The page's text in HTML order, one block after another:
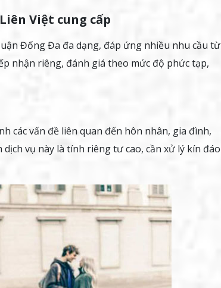
Việt cung cấp
Đống Đa đa dạng, đáp ứng nhiều nhu cầu từ
nhận riêng, đánh giá theo mức độ phức tạp,
các vấn đề liên quan đến hôn nhân, gia đình,
vụ này là tính riêng tư cao, cần xử lý kín đáo